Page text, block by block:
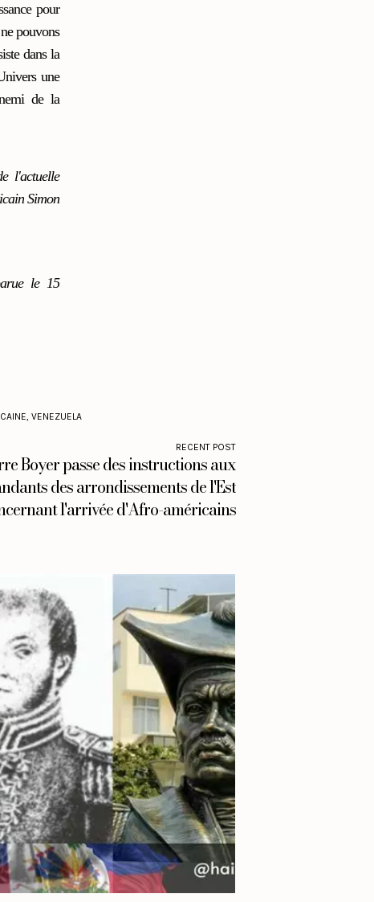
pour
pouvons
dans la
une
de la
l'actuelle
Simon
le 15
, VENEZUELA
RECENT POST
Boyer passe des instructions aux
des arrondissements de l'Est
l'arrivée d'Afro-américains